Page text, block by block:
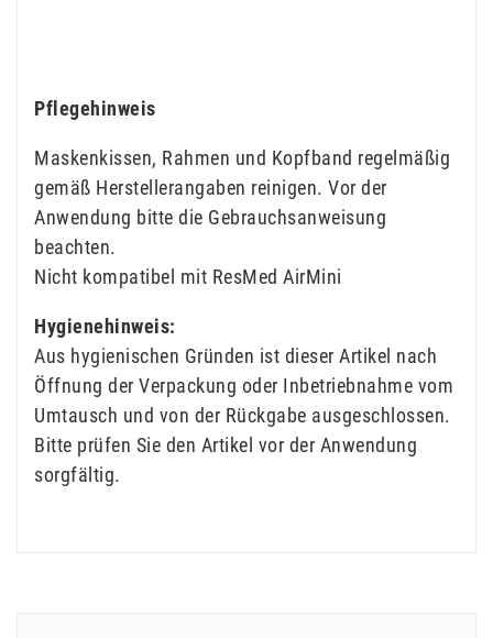
Pflegehinweis
Maskenkissen, Rahmen und Kopfband regelmäßig
gemäß Herstellerangaben reinigen. Vor der
Anwendung bitte die Gebrauchsanweisung
beachten.
Nicht kompatibel mit ResMed AirMini
Hygienehinweis:
Aus hygienischen Gründen ist dieser Artikel nach
Öffnung der Verpackung oder Inbetriebnahme vom
Umtausch und von der Rückgabe ausgeschlossen.
Bitte prüfen Sie den Artikel vor der Anwendung
sorgfältig.